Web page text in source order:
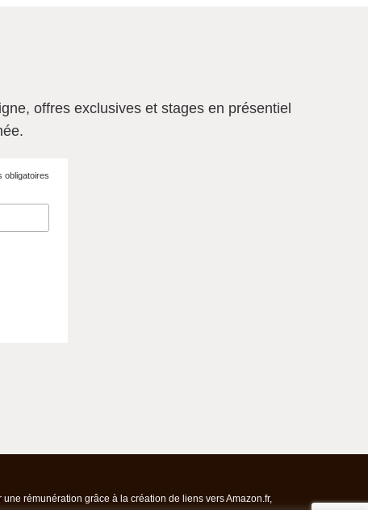
offres exclusives et stages en présentiel
.
obligatoires
rémunération grâce à la création de liens vers Amazon.fr,